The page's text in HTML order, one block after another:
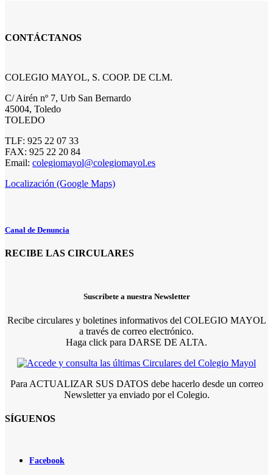
CONTÁCTANOS
COLEGIO MAYOL, S. COOP. DE CLM.
C/ Airén nº 7, Urb San Bernardo
45004, Toledo
TOLEDO
TLF: 925 22 07 33
FAX: 925 22 20 84
Email: colegiomayol@colegiomayol.es
Localización (Google Maps)
Canal de Denuncia
RECIBE LAS CIRCULARES
Suscríbete a nuestra Newsletter
Recibe circulares y boletines informativos del COLEGIO MAYOL
a través de correo electrónico.
Haga click para DARSE DE ALTA.
Para ACTUALIZAR SUS DATOS debe hacerlo desde un correo
Newsletter ya enviado por el Colegio.
SÍGUENOS
Facebook